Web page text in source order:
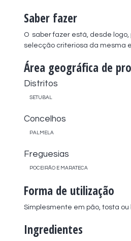
Saber fazer
O  saber fazer está, desde
selecção criteriosa da mesma
Área geográfica de
Distritos
SETUBAL
Concelhos
PALMELA
Freguesias
POCEIRÃO E MARATECA
Forma de utilização
Simplesmente em pão, tosta
Ingredientes